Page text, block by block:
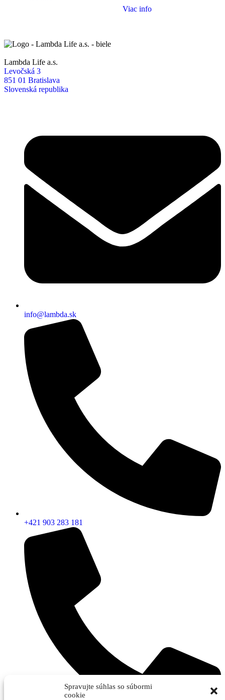
Spravujte súhlas so súbormi
cookie
Viac info
Lambda Life a.s.
Levočská 3
851 01 Bratislava
Slovenská republika
info@lambda.sk
+421 903 283 181